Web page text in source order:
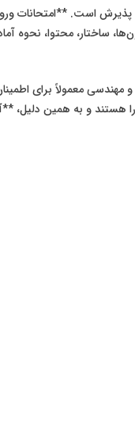
پذیرش است. **امتحانات
ساختار، محتوا، نحوه
معمولاً برای
هستند و به همین دلیل،